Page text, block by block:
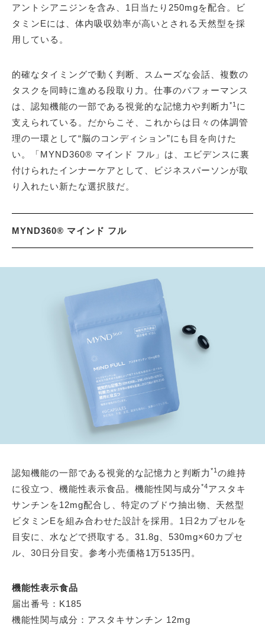
アントシアニジンを含み、1日当たり250mgを配合。ビ
タミンEには、体内吸収効率が高いとされる天然型を採
用している。
的確なタイミングで動く判断、スムーズな会話、複数の
タスクを同時に進める段取り力。仕事のパフォーマンス
は、認知機能の一部である視覚的な記憶力や判断力 *1 に
支えられている。だからこそ、これからは日々の体調管
理の一環として“脳のコンディション”にも目を向けた
い。「MYND360® マインド フル」は、エビデンスに裏
付けられたインナーケアとして、ビジネスパーソンが取
り入れたい新たな選択肢だ。
MYND360® マインド フル
認知機能の一部である視覚的な記憶力と判断力 *1の維持
に役立つ、機能性表示食品。機能性関与成分*4アスタキ
サンチンを12mg配合し、特定のブドウ抽出物、天然型
ビタミンEを組み合わせた設計を採用。1日2カプセルを
目安に、水などで摂取する。31.8g、530mg×60カプセ
ル、30日分目安。参考小売価格1万5135円。
機能性表示食品
届出番号：K185
機能性関与成分：アスタキサンチン 12mg